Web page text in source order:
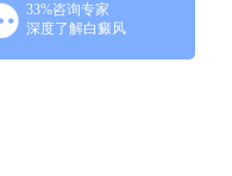
33%咨询专家
深度了解白癜风